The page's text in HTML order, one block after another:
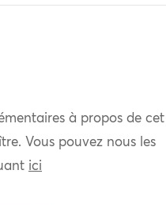
à propos de cet
Vous pouvez nous les
ici